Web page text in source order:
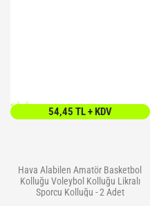
</> />
54,45 TL + KDV
Hava Alabilen Amatör Basketbol
Kolluğu Voleybol Kolluğu Likralı
Sporcu Kolluğu - 2 Adet